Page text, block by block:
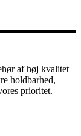
af høj kvalitet
holdbarhed,
prioritet.